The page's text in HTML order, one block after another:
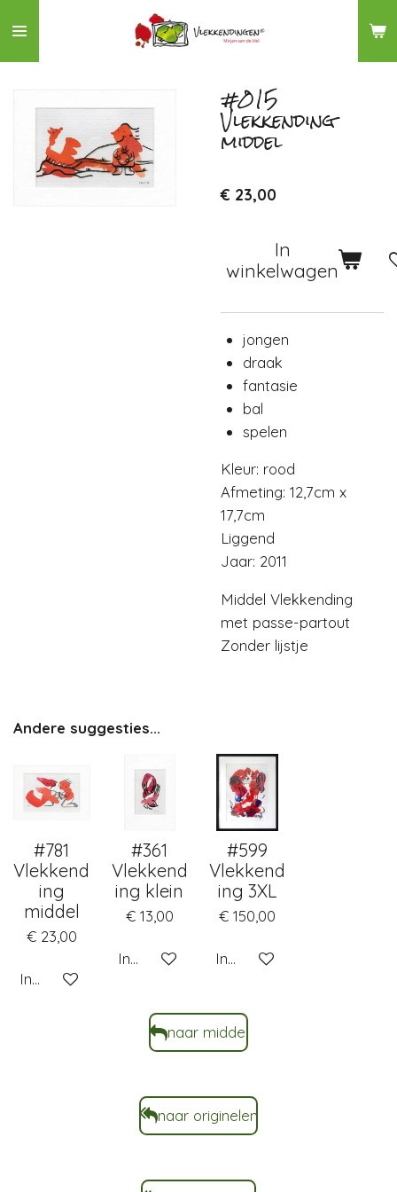
direct
naar
hoofdinhoud
#015
Vlekkending
middel
€ 23,00
In
winkelwagen
jongen
draak
fantasie
bal
spelen
Kleur: rood
Afmeting: 12,7cm x
17,7cm
Liggend
Jaar: 2011
Middel Vlekkending
met passe-partout
Zonder lijstje
Andere suggesties...
#781
Vlekkend
ing
middel
€ 23,00
In winkelwagen
#361
Vlekkend
ing klein
€ 13,00
In winkelwagen
#599
Vlekkend
ing 3XL
€ 150,00
In winkelwagen
naar middel
naar originelen